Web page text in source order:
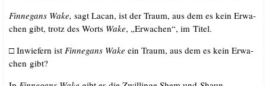
Fin­ne­gans Wake, sagt Lacan, ist der Traum, aus dem es kein Erwa­
chen gibt, trotz des Worts Wake, „Erwa­chen“, im Titel.
□ Inwie­fern ist Fin­ne­gans Wake ein Traum, aus dem es kein Erwa­
chen gibt?